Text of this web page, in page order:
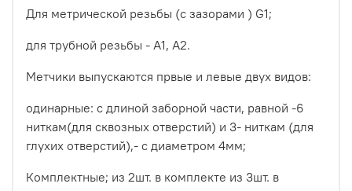
Для метрической резьбы (с зазорами ) G1;
для трубной резьбы - А1, А2.
Метчики выпускаются првые и левые двух видов:
одинарные: с длиной заборной части, равной -6
ниткам(для сквозных отверстий) и 3- ниткам (для
глухих отверстий),- с диаметром 4мм;
Комплектные; из 2шт. в комплекте из 3шт. в